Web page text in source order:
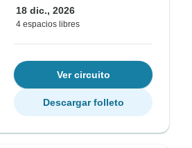
18 dic., 2026
4 espacios libres
Ver circuito
Descargar folleto